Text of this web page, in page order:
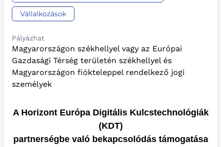
Vállalkozások
Pályázhat
Magyarországon székhellyel vagy az Európai
Gazdasági Térség területén székhellyel és
Magyarországon fiókteleppel rendelkező jogi
személyek
A Horizont Európa Digitális Kulcstechnológiák
(KDT)
partnerségbe való bekapcsolódás támogatása